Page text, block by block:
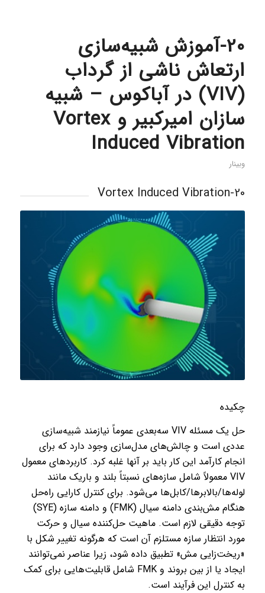
20-آموزش شبیه‌سازی
ارتعاش ناشی از گرداب
(VIV) در آباکوس – شبیه
سازان امیرکبیر و Vortex
Induced Vibration
وبینار
20-Vortex Induced Vibration
چکیده
حل یک مسئله VIV سه‌بعدی عموماً نیازمند شبیه‌سازی
عددی است و چالش‌های مدل‌سازی وجود دارد که برای
انجام کارآمد این کار باید بر آنها غلبه کرد. کاربردهای معمول
VIV معمولاً شامل سازه‌های نسبتاً بلند و باریک مانند
لوله‌ها/بالابرها/کابل‌ها می‌شود. برای کنترل کارایی راه‌حل
هنگام مش‌بندی دامنه سیال (FMK) و دامنه سازه (SYE)
توجه دقیقی لازم است. ماهیت حل‌کننده سیال و حرکت
مورد انتظار سازه مستلزم آن است که هرگونه تغییر شکل با
«ریخت‌زایی مش» تطبیق داده شود، زیرا عناصر نمی‌توانند
ایجاد یا از بین بروند و FMK شامل قابلیت‌هایی برای کمک
به کنترل این فرآیند است.